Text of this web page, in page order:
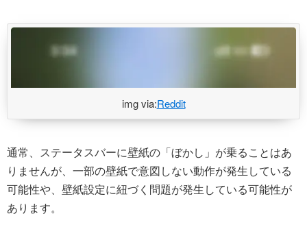
img via:Reddit
通常、ステータスバーに壁紙の「ぼかし」が乗ることはあ
りませんが、一部の壁紙で意図しない動作が発生している
可能性や、壁紙設定に紐づく問題が発生している可能性が
あります。